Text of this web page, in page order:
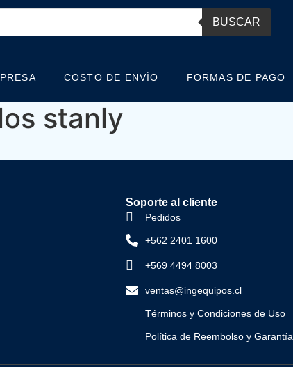
BUSCAR
COSTO DE ENVÍO FORMAS DE PAGO
stanly
Soporte al cliente
Pedidos
+562 2401 1600
+569 4494 8003
ventas@ingequipos.cl
Términos y Condiciones de Uso
Política de Reembolso y Garantía